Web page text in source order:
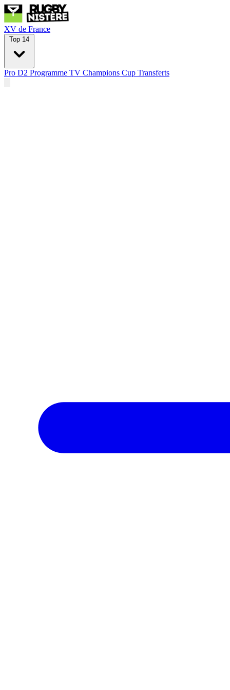
XV de France
Top 14
Pro D2 Programme TV Champions Cup Transferts